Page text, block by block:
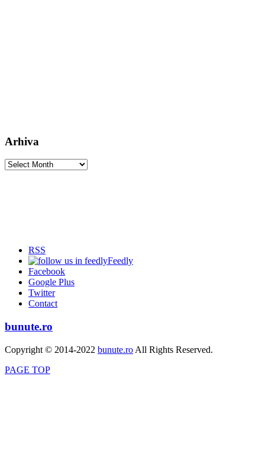
Arhiva
Arhiva
RSS
Feedly
Facebook
Google Plus
Twitter
Contact
bunute.ro
Copyright © 2014-2022 bunute.ro All Rights Reserved.
PAGE TOP